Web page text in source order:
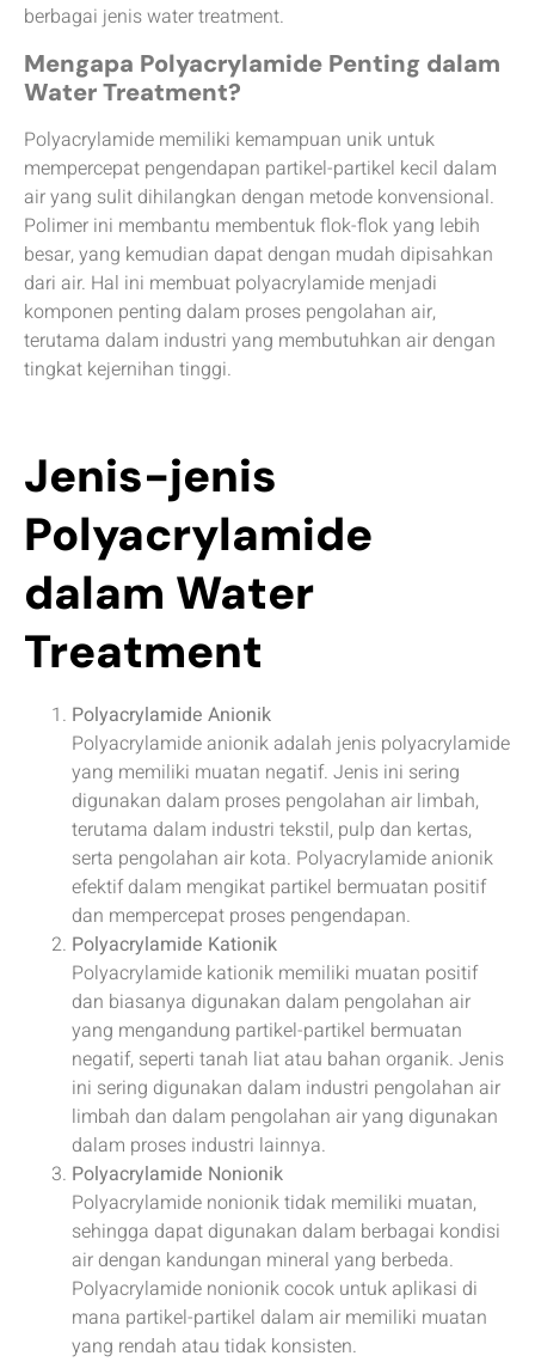
berbagai jenis water treatment.
Mengapa Polyacrylamide Penting dalam
Water Treatment?
Polyacrylamide memiliki kemampuan unik untuk
mempercepat pengendapan partikel-partikel kecil dalam
air yang sulit dihilangkan dengan metode konvensional.
Polimer ini membantu membentuk flok-flok yang lebih
besar, yang kemudian dapat dengan mudah dipisahkan
dari air. Hal ini membuat polyacrylamide menjadi
komponen penting dalam proses pengolahan air,
terutama dalam industri yang membutuhkan air dengan
tingkat kejernihan tinggi.
Jenis-jenis
Polyacrylamide
dalam Water
Treatment
Polyacrylamide Anionik
Polyacrylamide anionik adalah jenis polyacrylamide
yang memiliki muatan negatif. Jenis ini sering
digunakan dalam proses pengolahan air limbah,
terutama dalam industri tekstil, pulp dan kertas,
serta pengolahan air kota. Polyacrylamide anionik
efektif dalam mengikat partikel bermuatan positif
dan mempercepat proses pengendapan.
Polyacrylamide Kationik
Polyacrylamide kationik memiliki muatan positif
dan biasanya digunakan dalam pengolahan air
yang mengandung partikel-partikel bermuatan
negatif, seperti tanah liat atau bahan organik. Jenis
ini sering digunakan dalam industri pengolahan air
limbah dan dalam pengolahan air yang digunakan
dalam proses industri lainnya.
Polyacrylamide Nonionik
Polyacrylamide nonionik tidak memiliki muatan,
sehingga dapat digunakan dalam berbagai kondisi
air dengan kandungan mineral yang berbeda.
Polyacrylamide nonionik cocok untuk aplikasi di
mana partikel-partikel dalam air memiliki muatan
yang rendah atau tidak konsisten.